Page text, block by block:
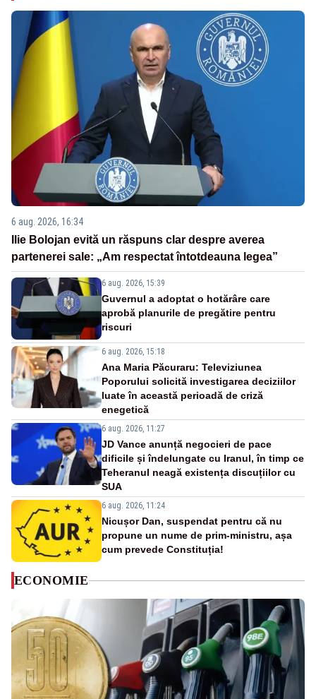
6 aug. 2026, 16:34
Ilie Bolojan evită un răspuns clar despre averea
partenerei sale: „Am respectat întotdeauna legea”
6 aug. 2026, 15:39
Guvernul a adoptat o hotărâre care
aprobă planurile de pregătire pentru
riscuri
6 aug. 2026, 15:18
Ana Maria Păcuraru: Televiziunea
Poporului solicită investigarea deciziilor
luate în această perioadă de criză
enegetică
6 aug. 2026, 11:27
JD Vance anunță negocieri de pace
dificile și îndelungate cu Iranul, în timp ce
Teheranul neagă existența discuțiilor cu
SUA
6 aug. 2026, 11:24
Nicușor Dan, suspendat pentru că nu
propune un nume de prim-ministru, așa
cum prevede Constituția!
ECONOMIE